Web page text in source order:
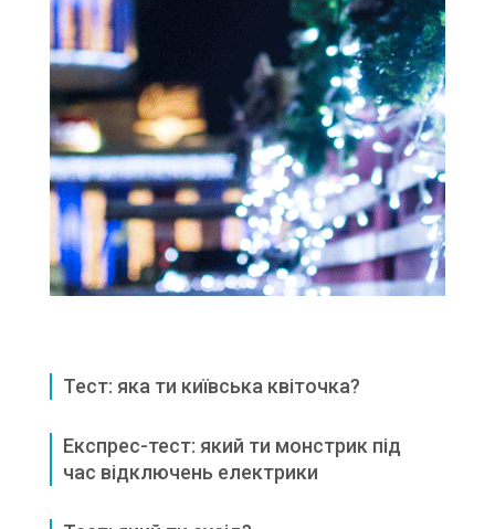
Тест: яка ти київська квіточка?
Експрес-тест: який ти монстрик під
час відключень електрики